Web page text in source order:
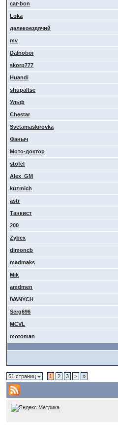
car-bon
Loka
далекоездячий
mv
Dalnoboi
skorp777
Huandi
shupaltse
Ульф
Сhestar
Svetamaskirovka
Фаныч
Мото-доктор
stofel
Alex_GM
kuzmich
astr
Танкист
200
Zybex
dimoncb
madmaks
Mik
amdmen
IVANYCH
Serg696
MCVL
motoman
51 страниц 1 2 3 > »